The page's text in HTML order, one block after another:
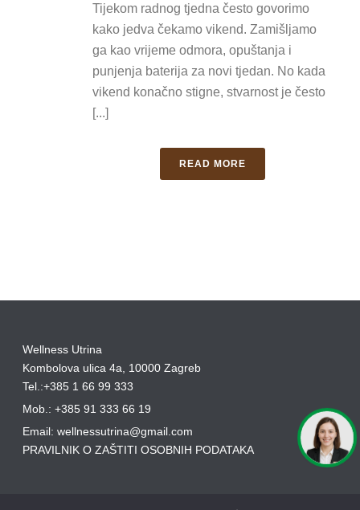
Tijekom radnog tjedna često govorimo
kako jedva čekamo vikend. Zamišljamo
ga kao vrijeme odmora, opuštanja i
punjenja baterija za novi tjedan. No kada
vikend konačno stigne, stvarnost je često
[...]
READ MORE
Wellness Utrina
Kombolova ulica 4a, 10000 Zagreb
Tel.:+385 1 66 99 333
Mob.: +385 91 333 66 19
Email: wellnessutrina@gmail.com
PRAVILNIK O ZAŠTITI OSOBNIH PODATAKA